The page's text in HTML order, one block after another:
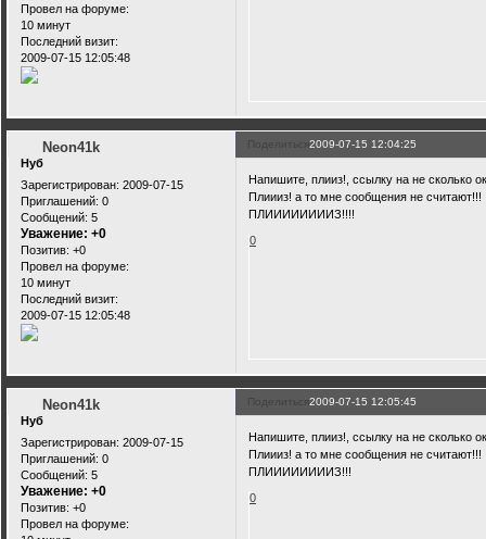
Провел на форуме:
10 минут
Последний визит:
2009-07-15 12:05:48
Поделиться2009-07-15 12:04:25
Neon41k
Нуб
Зарегистрирован: 2009-07-15
Приглашений: 0
Сообщений: 5
Уважение: +0
Позитив: +0
Провел на форуме:
10 минут
Последний визит:
2009-07-15 12:05:48
Напишите, плииз!, ссылку на не сколько
Плиииз! а то мне сообщения не считают!!!
ПЛИИИИИИИИЗ!!!!
0
Поделиться2009-07-15 12:05:45
Neon41k
Нуб
Зарегистрирован: 2009-07-15
Приглашений: 0
Сообщений: 5
Уважение: +0
Позитив: +0
Провел на форуме:
Напишите, плииз!, ссылку на не сколько
Плиииз! а то мне сообщения не считают!!!
ПЛИИИИИИИИЗ!!!
0